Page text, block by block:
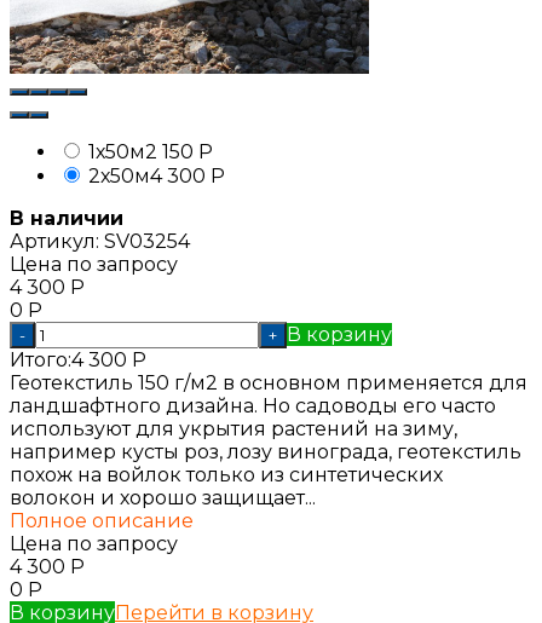
1х50м2 150 Р
2х50м4 300 Р
В наличии
Артикул: SV03254
Цена по запросу
4 300 Р
0 Р
- + В корзину
Итого:4 300 Р
Геотекстиль 150 г/м2 в основном применяется для
ландшафтного дизайна. Но садоводы его часто
используют для укрытия растений на зиму,
например кусты роз, лозу винограда, геотекстиль
похож на войлок только из синтетических
волокон и хорошо защищает...
Полное описание
Цена по запросу
4 300 Р
0 Р
В корзинуПерейти в корзину